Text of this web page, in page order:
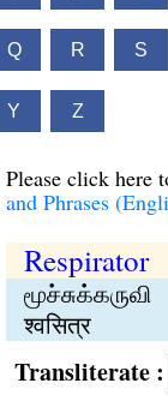
Q R S
Y Z
Please click here
and Phrases
Respirator
மூச்சுக்கருவி
श्वसित्र
: